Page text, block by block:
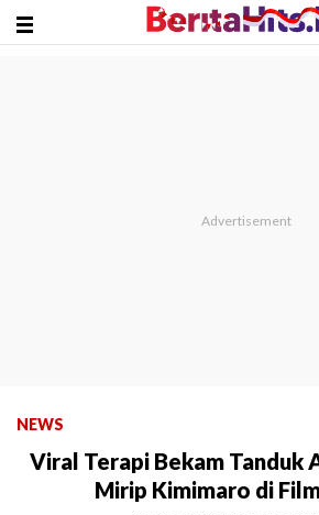
NEWS
Viral Terapi Bekam Tanduk
Mirip Kimimaro di